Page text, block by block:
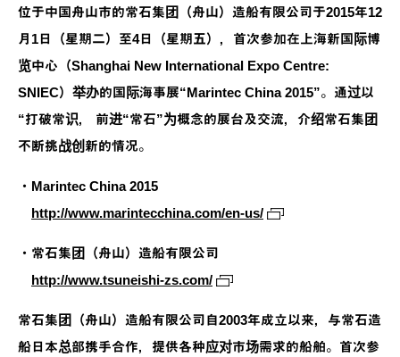
位于中国舟山市的常石集团（舟山）造船有限公司于2015年12
月1日（星期二）至4日（星期五），首次参加在上海新国际博
览中心（Shanghai New International Expo Centre:
SNIEC）举办的国际海事展“Marintec China 2015”。通过以
“打破常识， 前进“常石”为概念的展台及交流，介绍常石集团
不断挑战创新的情况。
・Marintec China 2015
http://www.marintecchina.com/en-us/
・常石集团（舟山）造船有限公司
http://www.tsuneishi-zs.com/
常石集团（舟山）造船有限公司自2003年成立以来，与常石造
船日本总部携手合作，提供各种应对市场需求的船舶。首次参